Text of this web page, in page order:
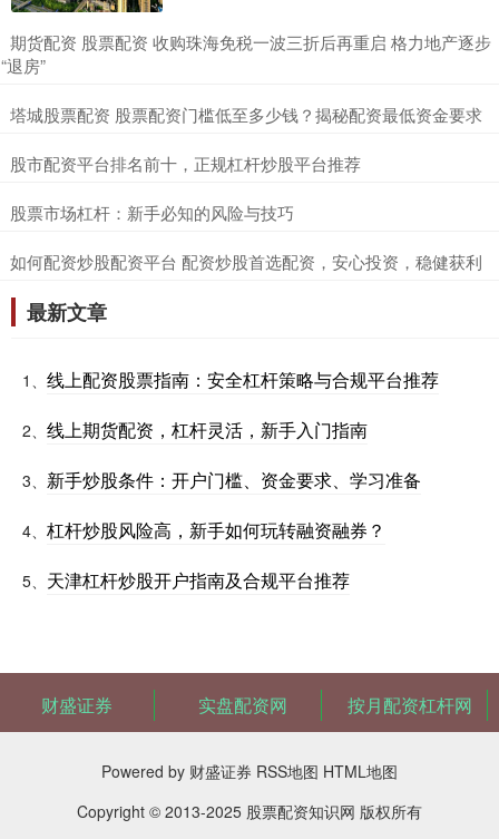
​期货配资 股票配资 收购珠海免税一波三折后再重启 格力地产逐步
“退房”
​塔城股票配资 股票配资门槛低至多少钱？揭秘配资最低资金要求
​股市配资平台排名前十，正规杠杆炒股平台推荐
​股票市场杠杆：新手必知的风险与技巧
​如何配资炒股配资平台 配资炒股首选配资，安心投资，稳健获利
最新文章
1、 线上配资股票指南：安全杠杆策略与合规平台推荐
2、 线上期货配资，杠杆灵活，新手入门指南
3、 新手炒股条件：开户门槛、资金要求、学习准备
4、 杠杆炒股风险高，新手如何玩转融资融券？
5、 天津杠杆炒股开户指南及合规平台推荐
财盛证券 实盘配资网 按月配资杠杆网
Powered by 财盛证券 RSS地图 HTML地图
Copyright © 2013-2025 股票配资知识网 版权所有